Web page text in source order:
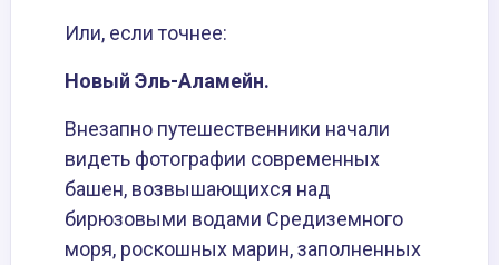
Или, если точнее:
Новый Эль-Аламейн.
Внезапно путешественники начали
видеть фотографии современных
башен, возвышающихся над
бирюзовыми водами Средиземного
моря, роскошных марин, заполненных